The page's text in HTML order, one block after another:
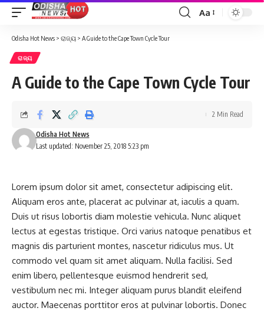
Font
Aa
Odisha Hot News > ରାଜ୍ୟ > A Guide to the Cape Town Cycle Tour
ରାଜ୍ୟ
A Guide to the Cape Town Cycle Tour
Last updated: November 25, 2018 5:23 pm
Odisha Hot News
2 Min Read
Lorem ipsum dolor sit amet, consectetur adipiscing elit.
Aliquam eros ante, placerat ac pulvinar at, iaculis a quam.
Duis ut risus lobortis diam molestie vehicula. Nunc aliquet
lectus at egestas tristique. Orci varius natoque penatibus et
magnis dis parturient montes, nascetur ridiculus mus. Ut
commodo vel quam sit amet aliquam. Nulla facilisi. Sed
enim libero, pellentesque euismod hendrerit sed,
vestibulum nec mi. Integer aliquam purus blandit eleifend
auctor. Maecenas porttitor eros at pulvinar lobortis. Donec